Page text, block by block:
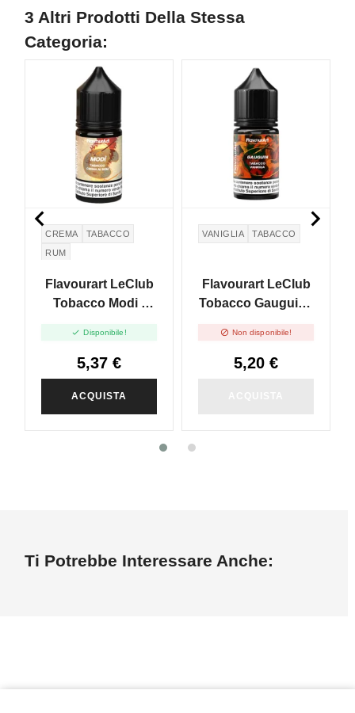
3 Altri Prodotti Della Stessa
Categoria:
CREMA
TABACCO
RUM
Flavourart LeClub
Tobacco Modi -
 Disponibile!
5,37 €
ACQUISTA
VANIGLIA TABACCO
Flavourart LeClub
Tobacco Gauguin -
 Non disponibile!
5,20 €
NON DISPONIBILE
 
Ti Potrebbe Interessare Anche: